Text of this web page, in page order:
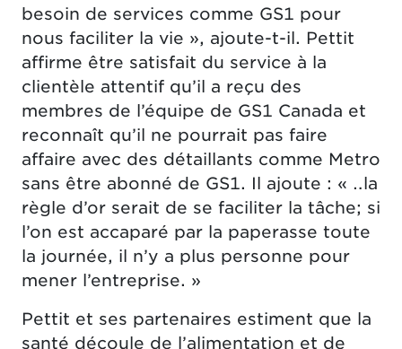
besoin de services comme GS1 pour
nous faciliter la vie », ajoute-t-il. Pettit
affirme être satisfait du service à la
clientèle attentif qu’il a reçu des
membres de l’équipe de GS1 Canada et
reconnaît qu’il ne pourrait pas faire
affaire avec des détaillants comme Metro
sans être abonné de GS1. Il ajoute : « …la
règle d’or serait de se faciliter la tâche; si
l’on est accaparé par la paperasse toute
la journée, il n’y a plus personne pour
mener l’entreprise. »
Pettit et ses partenaires estiment que la
santé découle de l’alimentation et de